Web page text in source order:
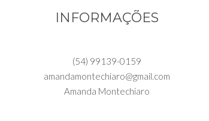
INFORMAÇÕES
(54) 99139-0159
amandamontechiaro@gmail.com
Amanda Montechiaro